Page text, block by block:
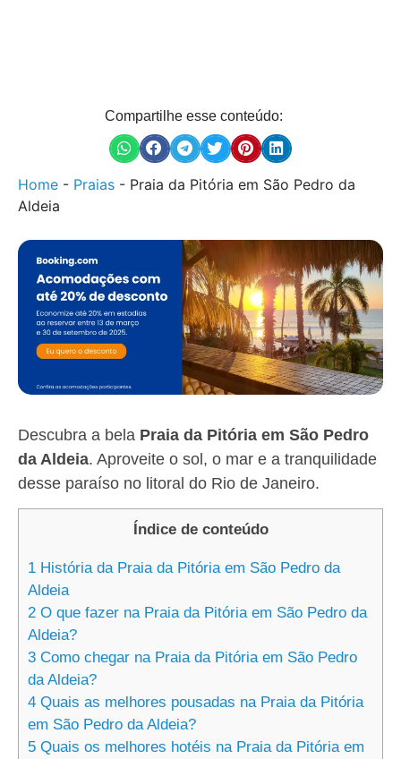
Compartilhe esse conteúdo:
Home - Praias - Praia da Pitória em São Pedro da
Aldeia
Descubra a bela Praia da Pitória em São Pedro
da Aldeia. Aproveite o sol, o mar e a tranquilidade
desse paraíso no litoral do Rio de Janeiro.
Índice de conteúdo
1 História da Praia da Pitória em São Pedro da
Aldeia
2 O que fazer na Praia da Pitória em São Pedro da
Aldeia?
3 Como chegar na Praia da Pitória em São Pedro
da Aldeia?
4 Quais as melhores pousadas na Praia da Pitória
em São Pedro da Aldeia?
5 Quais os melhores hotéis na Praia da Pitória em